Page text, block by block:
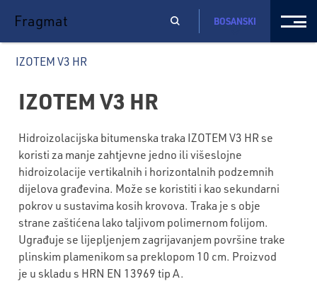
Fragmat BOSANSKI
IZOTEM V3 HR
IZOTEM V3 HR
Hidroizolacijska bitumenska traka IZOTEM V3 HR se
koristi za manje zahtjevne jedno ili višeslojne
hidroizolacije vertikalnih i horizontalnih podzemnih
dijelova građevina. Može se koristiti i kao sekundarni
pokrov u sustavima kosih krovova. Traka je s obje
strane zaštićena lako taljivom polimernom folijom.
Ugrađuje se lijepljenjem zagrijavanjem površine trake
plinskim plamenikom sa preklopom 10 cm. Proizvod
je u skladu s HRN EN 13969 tip A.